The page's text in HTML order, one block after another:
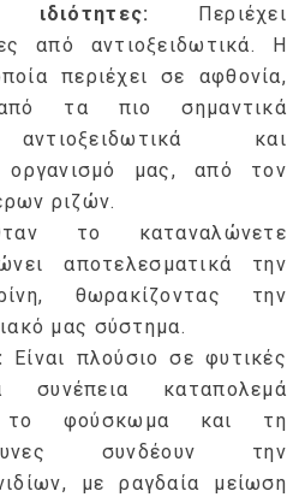
ιδιότητες:
Περιέχει
από αντιοξειδωτικά. Η
περιέχει σε αφθονία,
τα πιο σημαντικά
και
οργανισμό μας, από τον
ριζών.
το καταναλώνετε
αποτελεσματικά την
θωρακίζοντας την
μας σύστημα.
Είναι πλούσιο σε φυτικές
καταπολεμά
το φούσκωμα και τη
συνδέουν την
με ραγδαία μείωση